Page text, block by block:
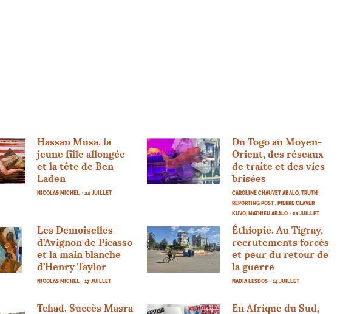
Hassan Musa, la
jeune fille allongée
et la tête de Ben
Laden
NICOLAS MICHEL · 24 JUILLET
Du Togo au Moyen-
Orient, des réseaux
de traite et des vies
brisées
CAROLINE CHAUVET ABALO, TRUTH
REPORTING POST , PIERRE CLAVER
KUVO, MATHIEU ABALO · 21 JUILLET
Les Demoiselles
d’Avignon de Picasso
et la main blanche
d’Henry Taylor
NICOLAS MICHEL · 17 JUILLET
Éthiopie. Au Tigray,
recrutements forcés
et peur du retour de
la guerre
NADIA LESDOS · 14 JUILLET
Tchad. Succès Masra
En Afrique du Sud,